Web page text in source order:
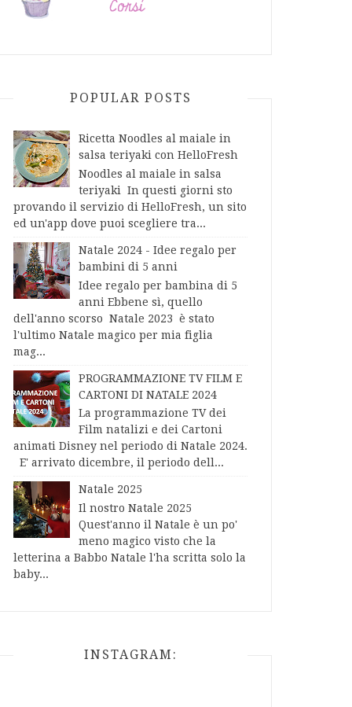
POPULAR POSTS
Ricetta Noodles al maiale in
salsa teriyaki con HelloFresh
Noodles al maiale in salsa
teriyaki In questi giorni sto
provando il servizio di HelloFresh, un sito
ed un'app dove puoi scegliere tra...
Natale 2024 - Idee regalo per
bambini di 5 anni
Idee regalo per bambina di 5
anni Ebbene sì, quello
dell'anno scorso Natale 2023 è stato
l'ultimo Natale magico per mia figlia
mag...
PROGRAMMAZIONE TV FILM E
CARTONI DI NATALE 2024
La programmazione TV dei
Film natalizi e dei Cartoni
animati Disney nel periodo di Natale 2024.
E' arrivato dicembre, il periodo dell...
Natale 2025
Il nostro Natale 2025
Quest'anno il Natale è un po'
meno magico visto che la
letterina a Babbo Natale l'ha scritta solo la
baby...
INSTAGRAM: